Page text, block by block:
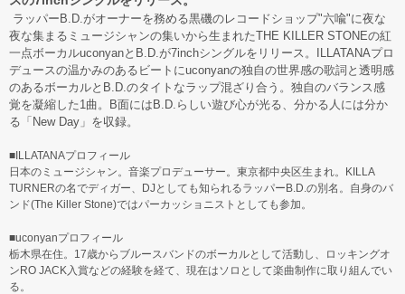
ラッパーB.D.がオーナーを務める黒磯のレコードショップ"六喩"に夜な
夜な集まるミュージシャンの集いから生まれたTHE KILLER STONEの紅
一点ボーカルuconyanとB.D.が7inchシングルをリリース。ILLATANAプロ
デュースの温かみのあるビートにuconyanの独自の世界感の歌詞と透明感
のあるボーカルとB.D.のタイトなラップ混ざり合う。独自のバランス感
覚を凝縮した1曲。B面にはB.D.らしい遊び心が光る、分かる人には分か
る「New Day」を収録。
■ILLATANAプロフィール
日本のミュージシャン。音楽プロデューサー。東京都中央区生まれ。KILLA
TURNERの名でディガー、DJとしても知られるラッパーB.D.の別名。自身のバ
ンド(The Killer Stone)ではパーカッショニストとしても参加。
■uconyanプロフィール
栃木県在住。17歳からブルースバンドのボーカルとして活動し、ロッキングオ
ンRO JACK入賞などの経験を経て、現在はソロとして楽曲制作に取り組んでい
る。